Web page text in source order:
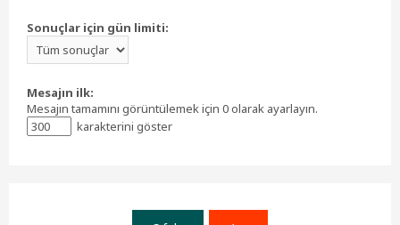
Sonuçlar için gün limiti:
Mesajın ilk:
Mesajın tamamını görüntülemek için 0 olarak ayarlayın.
karakterini göster